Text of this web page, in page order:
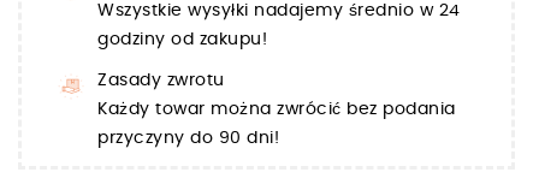
Wszystkie wysyłki nadajemy średnio w 24
godziny od zakupu!
Zasady zwrotu
Każdy towar można zwrócić bez podania
przyczyny do 90 dni!